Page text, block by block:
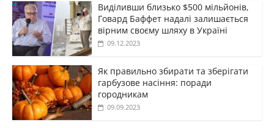
Виділивши близько $500 мільйонів,
Говард Баффет надалі залишається
вірним своєму шляху в Україні
09.12.2023
Як правильно збирати та зберігати
гарбузове насіння: поради
городникам
09.09.2023